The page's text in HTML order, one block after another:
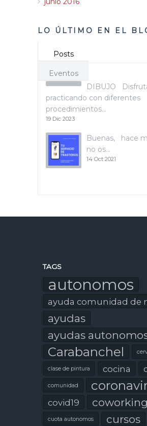
LO ÚLTIMO EN EL
Posts
Eventos
DIBUJO
practicando con diferentes
procedimientos…
19 Dic 2023
Buenas, hace
no os…
14 Oct 2021
TAGS
autonomos
ayuda comunidad de
ayudas
ayudas
Carabanchel
clase de pintura cocina
comunidad
covid19 coworking
cuota autonomos cursos